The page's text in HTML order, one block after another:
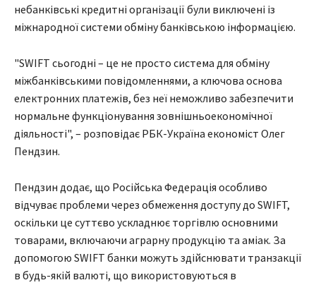
небанківські кредитні організації були виключені із
міжнародної системи обміну банківською інформацією.
"SWIFT сьогодні – це не просто система для обміну
міжбанківськими повідомленнями, а ключова основа
електронних платежів, без неї неможливо забезпечити
нормальне функціонування зовнішньоекономічної
діяльності", – розповідає РБК-Україна економіст Олег
Пендзин.
Пендзин додає, що Російська Федерація особливо
відчуває проблеми через обмеження доступу до SWIFT,
оскільки це суттєво ускладнює торгівлю основними
товарами, включаючи аграрну продукцію та аміак. За
допомогою SWIFT банки можуть здійснювати транзакції
в будь-якій валюті, що використовуються в